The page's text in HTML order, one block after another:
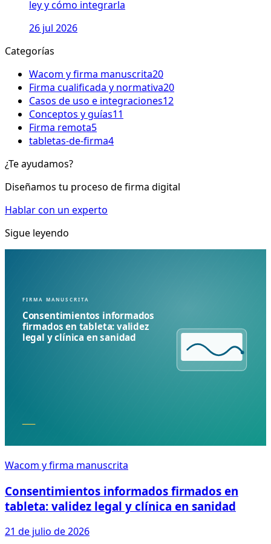
ley y cómo integrarla
26 jul 2026
Categorías
Wacom y firma manuscrita20
Firma cualificada y normativa20
Casos de uso e integraciones12
Conceptos y guías11
Firma remota5
tabletas-de-firma4
¿Te ayudamos?
Diseñamos tu proceso de firma digital
Hablar con un experto
Sigue leyendo
Wacom y firma manuscrita
Consentimientos informados firmados en
tableta: validez legal y clínica en sanidad
21 de julio de 2026